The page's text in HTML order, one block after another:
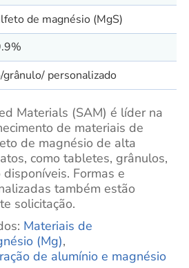
de magnésio (MgS)
grânulo/ personalizado
Materials (SAM) é líder na
de materiais de
de magnésio de alta
como tabletes, grânulos,
Formas e
também estão
solicitação.
Materiais de
(Mg),
de alumínio e magnésio